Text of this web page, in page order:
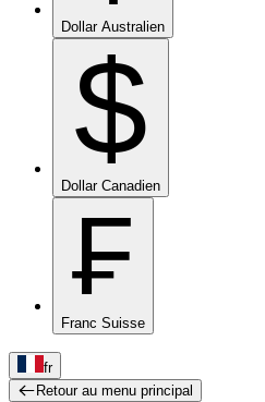
Dollar Australien
$
Dollar Canadien
₣
Franc Suisse
fr
Retour au menu principal